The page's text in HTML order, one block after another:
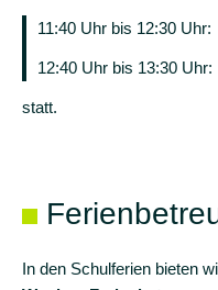
11:40 Uhr bis 12:30
12:40 Uhr bis 13:30
statt.
In den Schulferien bieten